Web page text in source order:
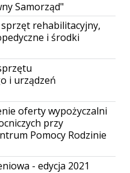
Samorząd"
rehabilitacyjny,
i środki
i urządzeń
oferty wypożyczalni
przy
Pomocy Rodzinie
- edycja 2021